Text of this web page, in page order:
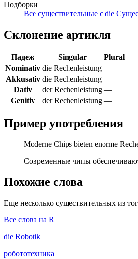
Подборки
Все существительные с die
Склонение артикля
Падеж Singular
Plural
Nominativ die Rechenleistung —
Akkusativ die Rechenleistung —
Dativ
der Rechenleistung —
Genitiv
der Rechenleistung —
Пример употребления
Moderne Chips bieten enorme
Современные чипы
Похожие слова
Еще несколько существительных из
Все слова на R
die Robotik
робототехника